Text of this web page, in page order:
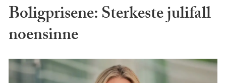
Boligprisene: Sterkeste julifall
noensinne